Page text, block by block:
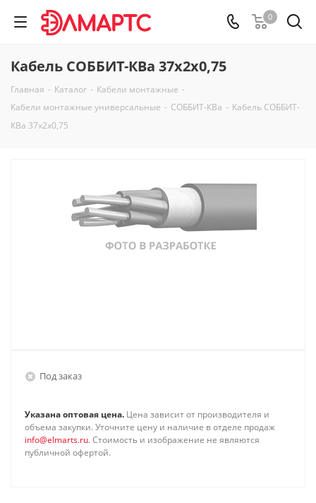
0
Кабель СОББИТ-КВа 37х2х0,75
Главная - Каталог - Кабели монтажные -
Кабели монтажные универсальные - СОББИТ-КВа - Кабель СОББИТ-
КВа 37х2х0,75
Под заказ
Указана оптовая цена. Цена зависит от производителя и
объема закупки. Уточните цену и наличие в отделе продаж
info@elmarts.ru. Стоимость и изображение не являются
публичной офертой.